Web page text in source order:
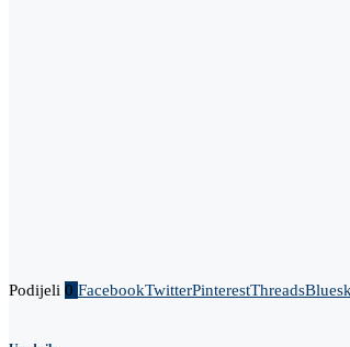
Podijeli 0 FacebookTwitterPinterestThreads